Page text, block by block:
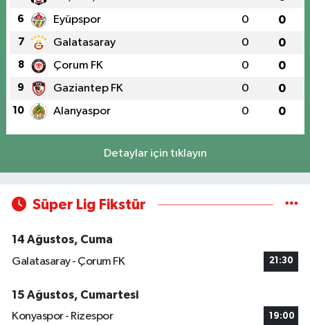
6 Eyüpspor 0 0
7 Galatasaray 0 0
8 Çorum FK 0 0
9 Gaziantep FK 0 0
10 Alanyaspor 0 0
Detaylar için tıklayın
Süper Lig Fikstür
14 Ağustos, Cuma
Galatasaray - Çorum FK
21:30
15 Ağustos, Cumartesi
Konyaspor - Rizespor
19:00